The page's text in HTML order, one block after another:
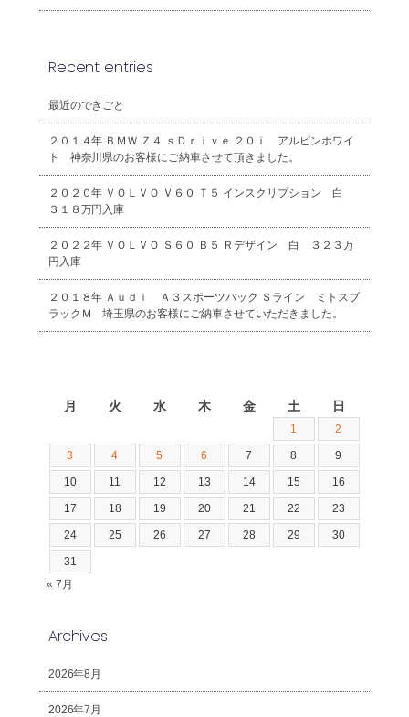
Recent entries
最近のできごと
２０１４年 ＢＭＷ Ｚ４ ｓＤｒｉｖｅ ２０ｉ アルピンホワイ
ト 神奈川県のお客様にご納車させて頂きました。
２０２０年 ＶＯＬＶＯ Ｖ６０ Ｔ５ インスクリプション 白
３１８万円入庫
２０２２年 ＶＯＬＶＯ Ｓ６０ Ｂ５ Ｒデザイン 白 ３２３万
円入庫
２０１８年 Ａｕｄｉ Ａ３スポーツバック Ｓライン ミトスブ
ラックＭ 埼玉県のお客様にご納車させていただきました。
月 火 水 木 金 土 日
1 2
3 4 5 6 7 8 9
10 11 12 13 14 15 16
17 18 19 20 21 22 23
24 25 26 27 28 29 30
31
« 7月
Archives
2026年8月
2026年7月